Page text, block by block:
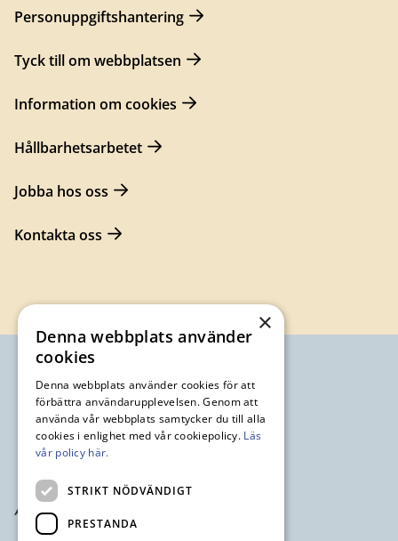
Personuppgiftshantering
Tyck till om webbplatsen
Information om cookies
Hållbarhetsarbetet
Jobba hos oss
Kontakta oss
×
Denna webbplats använder
cookies
Denna webbplats använder cookies för att
förbättra användarupplevelsen. Genom att
använda vår webbplats samtycker du till alla
cookies i enlighet med vår cookiepolicy. Läs
vår policy här.
STRIKT NÖDVÄNDIGT
PRESTANDA